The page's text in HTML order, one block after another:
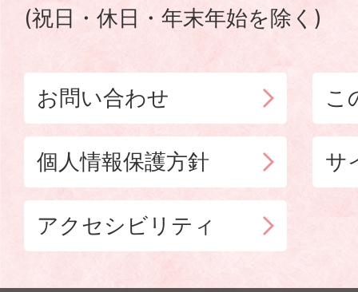
(祝日・休日・年末年始を除く)
お問い合わせ こ
個人情報保護方針 サ
アクセシビリティ